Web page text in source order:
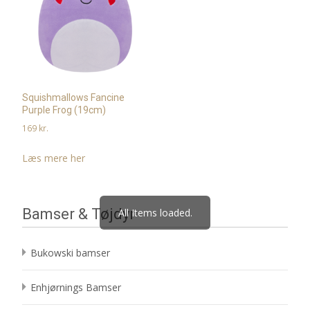
Squishmallows Fancine
Purple Frog (19cm)
169 kr.
Læs mere her
All Items loaded.
Bamser & Tøjdyr
Bukowski bamser
Enhjørnings Bamser